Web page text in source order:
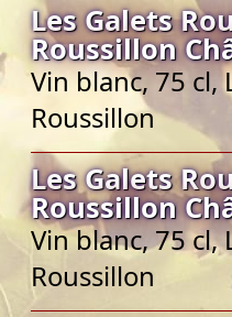
Les Galets
Roussillon
Vin blanc, 75 cl,
Roussillon
Les Galets
Roussillon
Vin blanc, 75 cl,
Roussillon